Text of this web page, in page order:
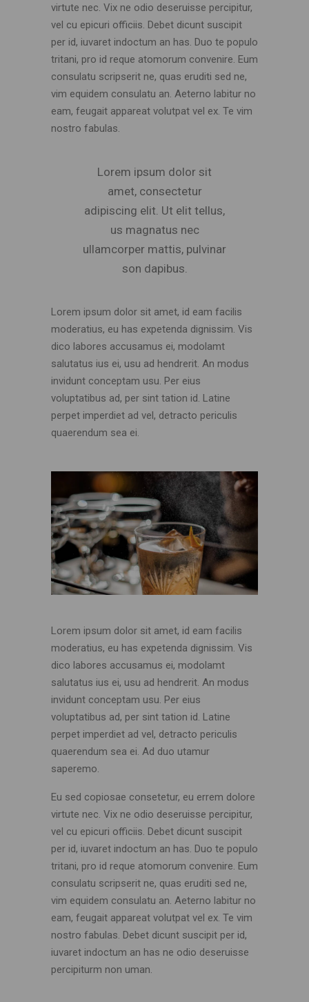
virtute nec. Vix ne odio deseruisse percipitur,
vel cu epicuri officiis. Debet dicunt suscipit
per id, iuvaret indoctum an has. Duo te populo
tritani, pro id reque atomorum convenire. Eum
consulatu scripserit ne, quas eruditi sed ne,
vim equidem consulatu an. Aeterno labitur no
eam, feugait appareat volutpat vel ex. Te vim
nostro fabulas.
Lorem ipsum dolor sit
amet, consectetur
adipiscing elit. Ut elit tellus,
us magnatus nec
ullamcorper mattis, pulvinar
son dapibus.
Lorem ipsum dolor sit amet, id eam facilis
moderatius, eu has expetenda dignissim. Vis
dico labores accusamus ei, modolamt
salutatus ius ei, usu ad hendrerit. An modus
invidunt conceptam usu. Per eius
voluptatibus ad, per sint tation id. Latine
perpet imperdiet ad vel, detracto periculis
quaerendum sea ei.
Lorem ipsum dolor sit amet, id eam facilis
moderatius, eu has expetenda dignissim. Vis
dico labores accusamus ei, modolamt
salutatus ius ei, usu ad hendrerit. An modus
invidunt conceptam usu. Per eius
voluptatibus ad, per sint tation id. Latine
perpet imperdiet ad vel, detracto periculis
quaerendum sea ei. Ad duo utamur
saperemo.
Eu sed copiosae consetetur, eu errem dolore
virtute nec. Vix ne odio deseruisse percipitur,
vel cu epicuri officiis. Debet dicunt suscipit
per id, iuvaret indoctum an has. Duo te populo
tritani, pro id reque atomorum convenire. Eum
consulatu scripserit ne, quas eruditi sed ne,
vim equidem consulatu an. Aeterno labitur no
eam, feugait appareat volutpat vel ex. Te vim
nostro fabulas. Debet dicunt suscipit per id,
iuvaret indoctum an has ne odio deseruisse
percipiturm non uman.